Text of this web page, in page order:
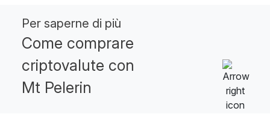
Per saperne di più
Come comprare
criptovalute con
Mt Pelerin